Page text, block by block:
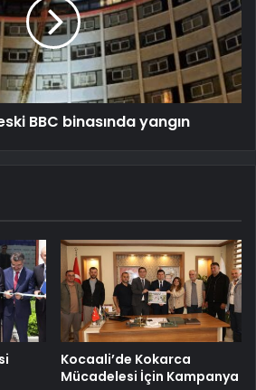
BBC binasında yangın
Kocaali’de Kokarca
Mücadelesi İçin Kampanya